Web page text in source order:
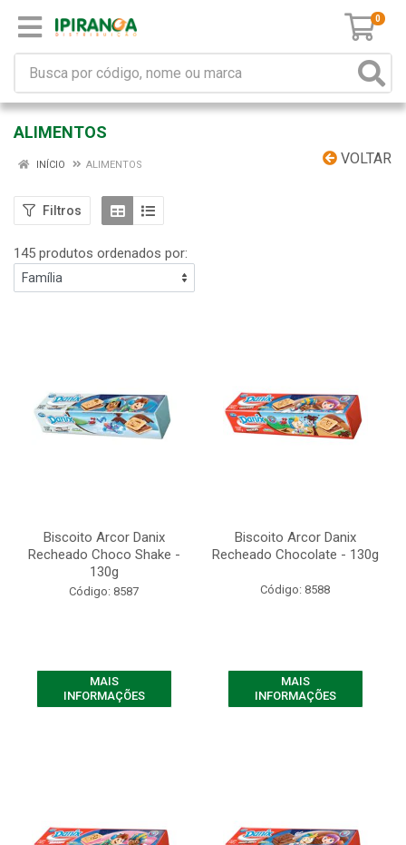
0
ALIMENTOS
VOLTAR
INÍCIO ALIMENTOS
Filtros
145 produtos ordenados por:
Biscoito Arcor Danix
Recheado Choco Shake -
130g
Código: 8587
MAIS
INFORMAÇÕES
Biscoito Arcor Danix
Recheado Chocolate - 130g
Código: 8588
MAIS
INFORMAÇÕES